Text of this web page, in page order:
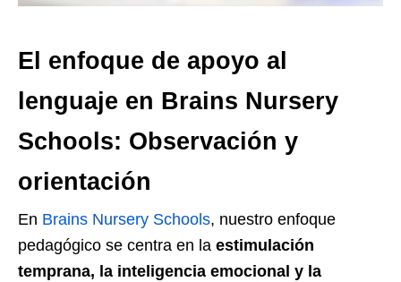
El enfoque de apoyo al
lenguaje en Brains Nursery
Schools: Observación y
orientación
En Brains Nursery Schools, nuestro enfoque
pedagógico se centra en la estimulación
temprana, la inteligencia emocional y la